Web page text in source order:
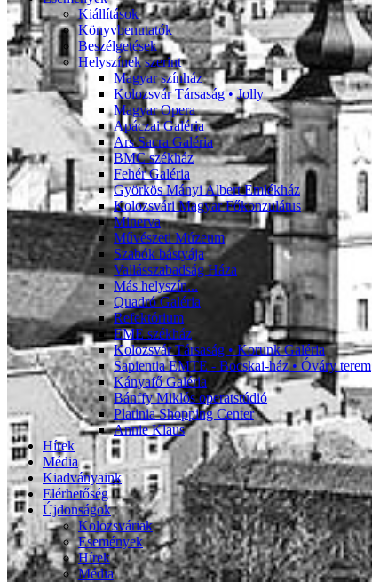
Kiállítások
Könyvbenutatók
Beszélgetések
Helyszínek szerint
Magyar színház
Kolozsvár Társaság • Jolly
Magyar Opera
Apáczai Galéria
Ars Sacra Galéria
BMC székház
Fehér Galéria
Györkös Mányi Albert Emlékház
Kolozsvári Magyar Főkonzulátus
Minerva
Művészeti Múzeum
Szabók bástyája
Vallásszabadság Háza
Más helyszín...
Quadró Galéria
Refektórium
EME székház
Kolozsvár Társaság • Korunk Galéria
Sapientia EMTE - Bocskai-ház • Óváry terem
Kányafő Galéria
Bánffy Miklós operatstúdió
Platinia Shopping Center
Annie Klaus
Hírek
Média
Kiadványaink
Elérhetőség
Újdonságok
Kolozsváriak
Események
Hírek
Média